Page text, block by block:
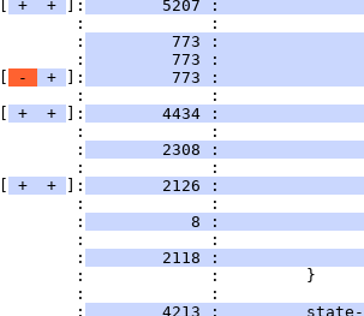
+ + ]:
5207 :
:             :
:
773 :
:
773 :
- + ]:
773 :
:             :
+ + ]:
4434 :
:             :
:
2308 :
:             :
+ + ]:
2126 :
:             :
:
8 :
:             :
:
2118 :
:             :         }
:             :
:
4213 :